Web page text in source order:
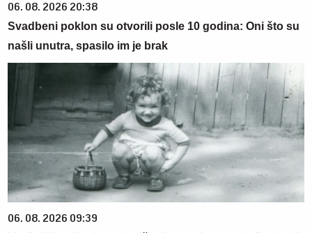
06. 08. 2026 20:38
Svadbeni poklon su otvorili posle 10 godina: Oni što su
našli unutra, spasilo im je brak
06. 08. 2026 09:39